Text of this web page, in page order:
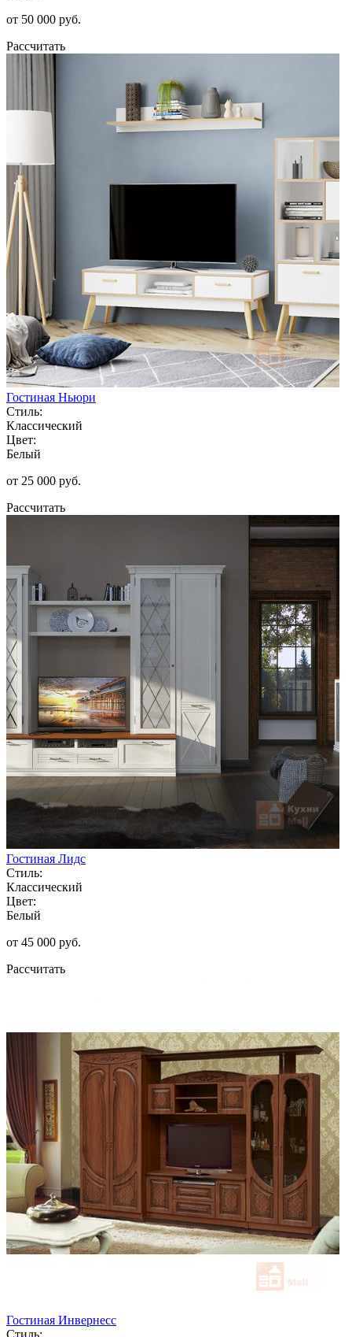
от 50 000 руб.
Рассчитать
Гостиная Ньюри
Стиль:
Классический
Цвет:
Белый
от 25 000 руб.
Рассчитать
Гостиная Лидс
Стиль:
Классический
Цвет:
Белый
от 45 000 руб.
Рассчитать
Гостиная Инвернесс
Стиль: